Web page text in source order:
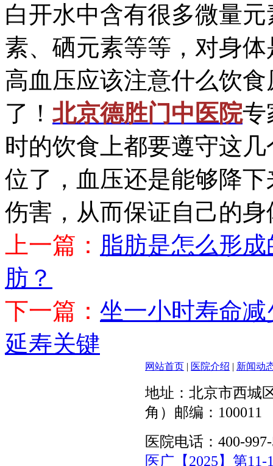
白开水中含有很多微量
素、硒元素等等，对身
高血压应该注意什么饮
了！ 北京德胜门中医院专
时的饮食上都要遵守这
位了，血压还是能够降
伤害，从而保证自己的
上一篇： 脂肪是怎么形
肪？
下一篇： 坐一小时寿命
延寿关键
网站首页 医院介绍 新闻动
地址：北京市西城
角）邮编：100011
医院电话：400-
医广【2025】第11-